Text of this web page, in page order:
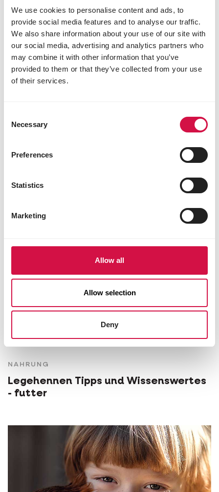
We use cookies to personalise content and ads, to
provide social media features and to analyse our traffic.
We also share information about your use of our site with
our social media, advertising and analytics partners who
may combine it with other information that you’ve
provided to them or that they’ve collected from your use
of their services.
Selection
Necessary
Preferences
Statistics
Marketing
Allow all
Allow selection
Deny
Sicherheit sagen, woher diese kommen.
Diese Seite Teilen
Auf Facebook
Auf Per
NAHRUNG
Legehennen Tipps und Wissenswertes
- futter